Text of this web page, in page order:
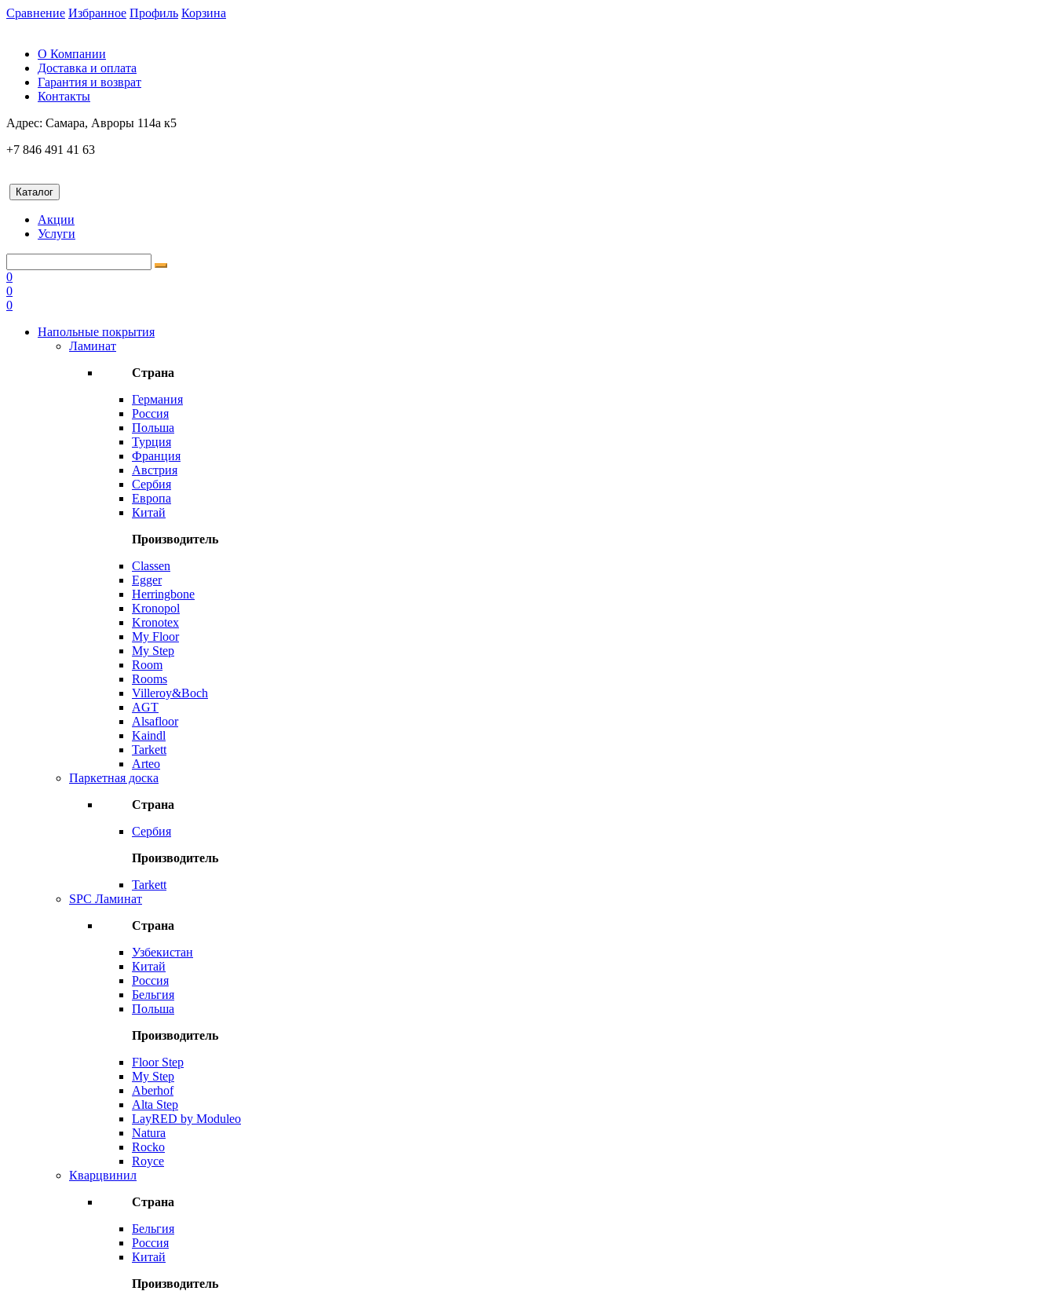
Сравнение Избранное Профиль Корзина
О Компании
Доставка и оплата
Гарантия и возврат
Контакты
Адрес: Самара, Авроры 114а к5
+7 846 491 41 63
Каталог
Акции
Услуги
0
0
0
Напольные покрытия
Ламинат
Страна
Германия
Россия
Польша
Турция
Франция
Австрия
Сербия
Европа
Китай
Производитель
Classen
Egger
Herringbone
Kronopol
Kronotex
My Floor
My Step
Room
Rooms
Villeroy&Boch
AGT
Alsafloor
Kaindl
Tarkett
Arteo
Паркетная доска
Страна
Сербия
Производитель
Tarkett
SPC Ламинат
Страна
Узбекистан
Китай
Россия
Бельгия
Польша
Производитель
Floor Step
My Step
Aberhof
Alta Step
LayRED by Moduleo
Natura
Rocko
Royce
Кварцвинил
Страна
Бельгия
Россия
Китай
Производитель